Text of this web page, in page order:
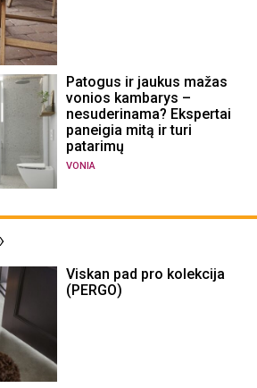
Patogus ir jaukus mažas
vonios kambarys –
nesuderinama? Ekspertai
paneigia mitą ir turi
patarimų
VONIA
Viskan pad pro kolekcija
(PERGO)